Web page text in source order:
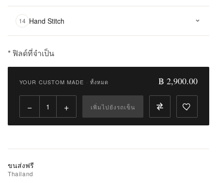
14 Hand Stitch
* ฟิลด์ที่จำเป็น
฿
Qty:
ไป
รถ
เข็น
YOUR CUSTOM MADE · ทั้งหมด ฿ 2,900.00
− + เพิ่มไปยังรถเข็น
ขนส่งฟรี
Thailand